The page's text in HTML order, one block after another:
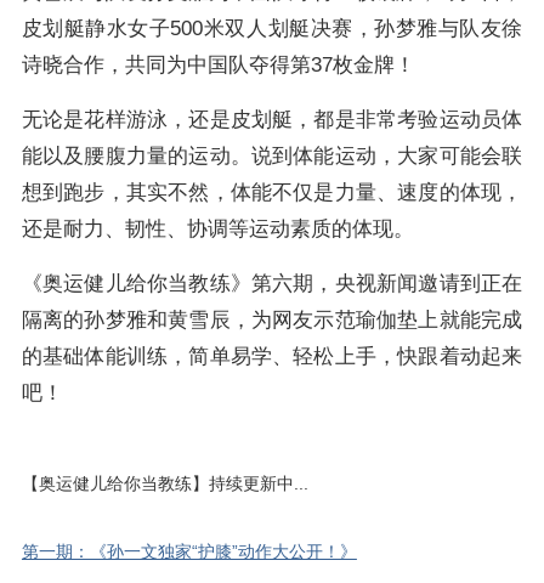
皮划艇静水女子500米双人划艇决赛，孙梦雅与队友徐
诗晓合作，共同为中国队夺得第37枚金牌！
无论是花样游泳，还是皮划艇，都是非常考验运动员体
能以及腰腹力量的运动。说到体能运动，大家可能会联
想到跑步，其实不然，体能不仅是力量、速度的体现，
还是耐力、韧性、协调等运动素质的体现。
《奥运健儿给你当教练》第六期，央视新闻邀请到正在
隔离的孙梦雅和黄雪辰，为网友示范瑜伽垫上就能完成
的基础体能训练，简单易学、轻松上手，快跟着动起来
吧！
【奥运健儿给你当教练】持续更新中...
第一期：《孙一文独家“护膝”动作大公开！》